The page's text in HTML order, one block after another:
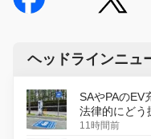
ヘッドラインニュ
SAやPAのEV
法律的にどう
11時間前